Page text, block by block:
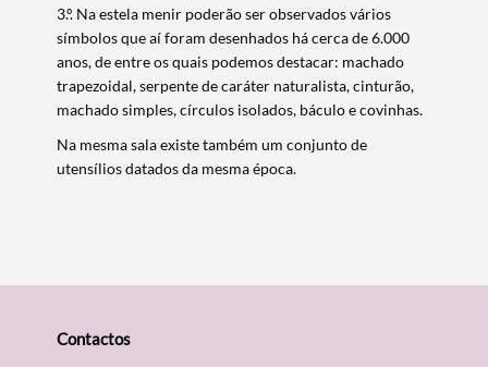
Categorias gerais
3.º. Na estela menir poderão ser observados vários
símbolos que aí foram desenhados há cerca de 6.000
anos, de entre os quais podemos destacar: machado
trapezoidal, serpente de caráter naturalista, cinturão,
machado simples, círculos isolados, báculo e covinhas.
Na mesma sala existe ta​mbém um conjunto de
utensílios datados da mesma época.
Contactos